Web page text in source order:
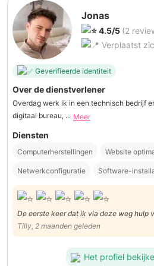
Jonas
4.5/5 (2
Verplaatst
Geverifieerde identiteit
Over de dienstverlener
Overdag werk ik in een technisch bedrijf
digitaal bureau, ... Meer
Diensten
Computerherstellingen Website
Netwerkconfiguratie Software-
De eerste keer dat ik via deze weg hulp
vrij snel op mijn oproep. Hij was zeer
probleem heel goed kunnen oplossen.
mij heeft kunnen helpen.
Tilly, 2 maanden geleden
Het profiel